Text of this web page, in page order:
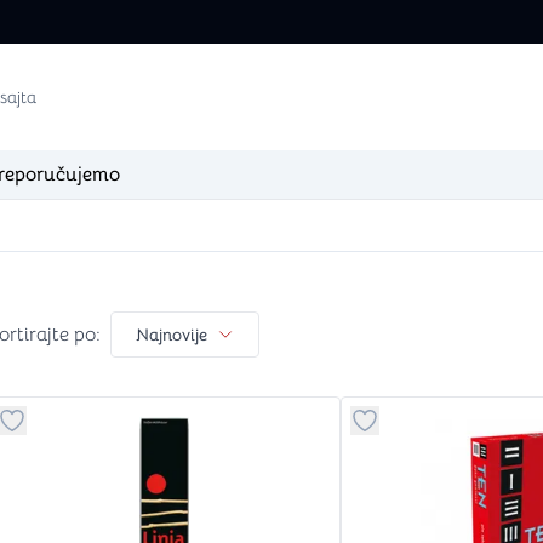
Knjige za Dungeons & Dragons
Kockice za Dungeons & Dragons
Podloge za Dungeons & Dragons
Ostalo za Dungeons & Dragons
Četkice
Ostali
Šah + Backgammon (Tavla)
Albumi,
po:
Najnovije
Dugme za dodavanje stvari u kategoriju omiljeno
Dugme za